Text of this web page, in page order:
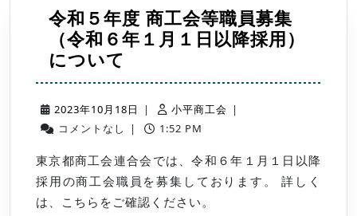
令和５年度 商工会等職員募集
（令和６年１月１日以降採用）
について
和
５
年
商
工
会
2023年10月18日
2023
年
月
18
日
| 小平商工会 小
工
会
|
コメントなし
| 1:52 PM
東京都商工会連合会では、令和６年１月１日以降
採用の商工会職員を募集しております。 詳しく
は、こちらをご確認ください。